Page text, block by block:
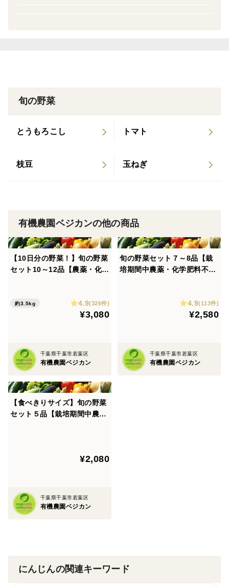
す。さまざまな大きさを楽しめる詰め合わせです。
【おすすめの食べ方】
旬の野菜
とうもろこし トマト
枝豆 玉ねぎ
有機農園ベジカンの他の商品
【10日分の野菜！】旬の野菜
セット10～12品【農薬・化学
約3.5kg 4.9(326件)
¥3,080
千葉県千葉市若葉区
有機農園ベジカン
旬の野菜セット７～8品【栽
培期間中農薬・化学肥料不使
4.9(113件)
¥2,580
千葉県千葉市若葉区
有機農園ベジカン
【食べきりサイズ】旬の野菜
セット５品【栽培期間中農
¥2,080
千葉県千葉市若葉区
有機農園ベジカン
にんじんの関連キーワード